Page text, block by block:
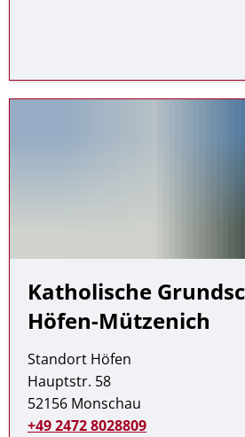
Katholische
Höfen-Mützenich
Standort Höfen
Hauptstr. 58
52156 Monschau
+49 2472 8028809